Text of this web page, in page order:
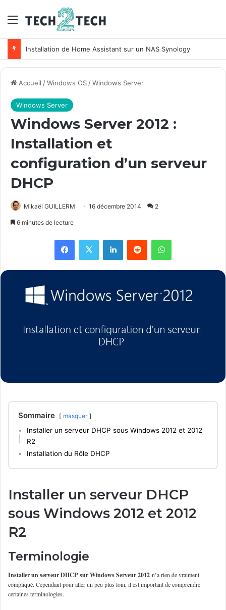
Menu
Accueil /Windows OS/Windows Server
Windows Server
Windows Server 2012 :
Installation et
configuration d’un serveur
DHCP
Mikaël GUILLERM 16 décembre 2014 2
6 minutes de lecture
Sommaire masquer
Installer un serveur DHCP sous Windows 2012 et 2012
R2
Installation du Rôle DHCP
Installer un serveur DHCP
sous Windows 2012 et 2012
R2
Terminologie
Installer un serveur DHCP sur Windows Serveur 2012 n’a rien de vraiment
compliqué. Cependant pour aller un peu plus loin, il est important de comprendre
certaines terminologies.